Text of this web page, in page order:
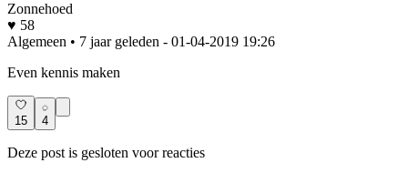
Zonnehoed
♥ 58
Algemeen • 7 jaar geleden - 01-04-2019 19:26
Even kennis maken
15 4
Deze post is gesloten voor reacties